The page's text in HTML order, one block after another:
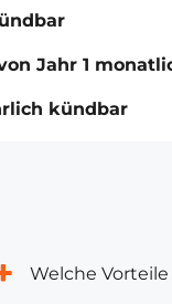
Jahr 1
kündbar
Welche